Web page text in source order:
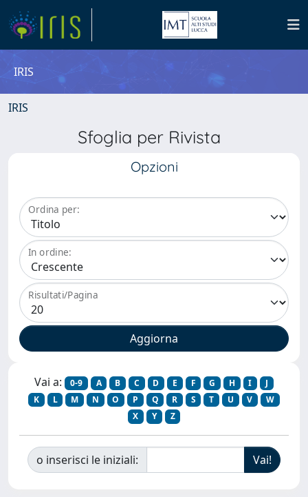
IRIS
IRIS
Sfoglia per Rivista
Opzioni
Ordina per:
In ordine:
Risultati/Pagina
Vai a: 0-9 A B C D E F G H I
J
K
L M N O P Q R S T U V
W
X
Y Z
o inserisci le iniziali: